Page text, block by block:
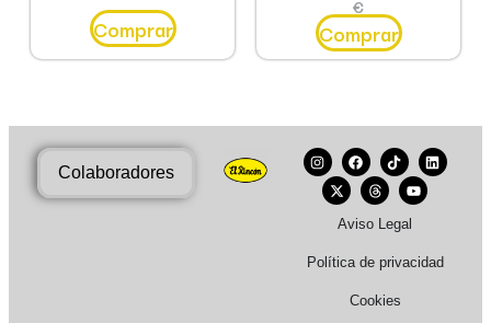
Comprar
€
Comprar
Colaboradores
Aviso Legal
Política de privacidad
Cookies